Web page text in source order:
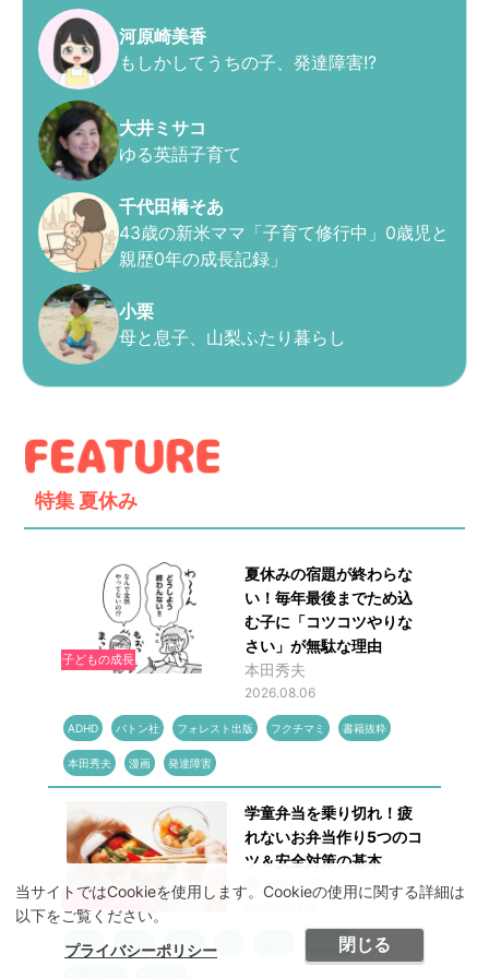
当サイトではCookieを使用します。Cookieの使用に関する詳細は
以下をご覧ください。
プライバシーポリシー
閉じる
河原崎美香
もしかしてうちの子、発達障害!?
大井ミサコ
ゆる英語子育て
千代田橋そあ
43歳の新米ママ「子育て修行中」0歳児と
親歴0年の成長記録」
小栗
母と息子、山梨ふたり暮らし
特集 夏休み
子どもの成長
夏休みの宿題が終わらな
い！毎年最後までため込
む子に「コツコツやりな
さい」が無駄な理由
本田秀夫
2026.08.06
ADHD バトン社 フォレスト出版 フクチマミ 書籍抜粋
本田秀夫 漫画 発達障害
ライフスタイル
学童弁当を乗り切れ！疲
れないお弁当作り5つのコ
ツ＆安全対策の基本
野上優佳子
お弁当 レシピ 夏休み 書籍抜粋